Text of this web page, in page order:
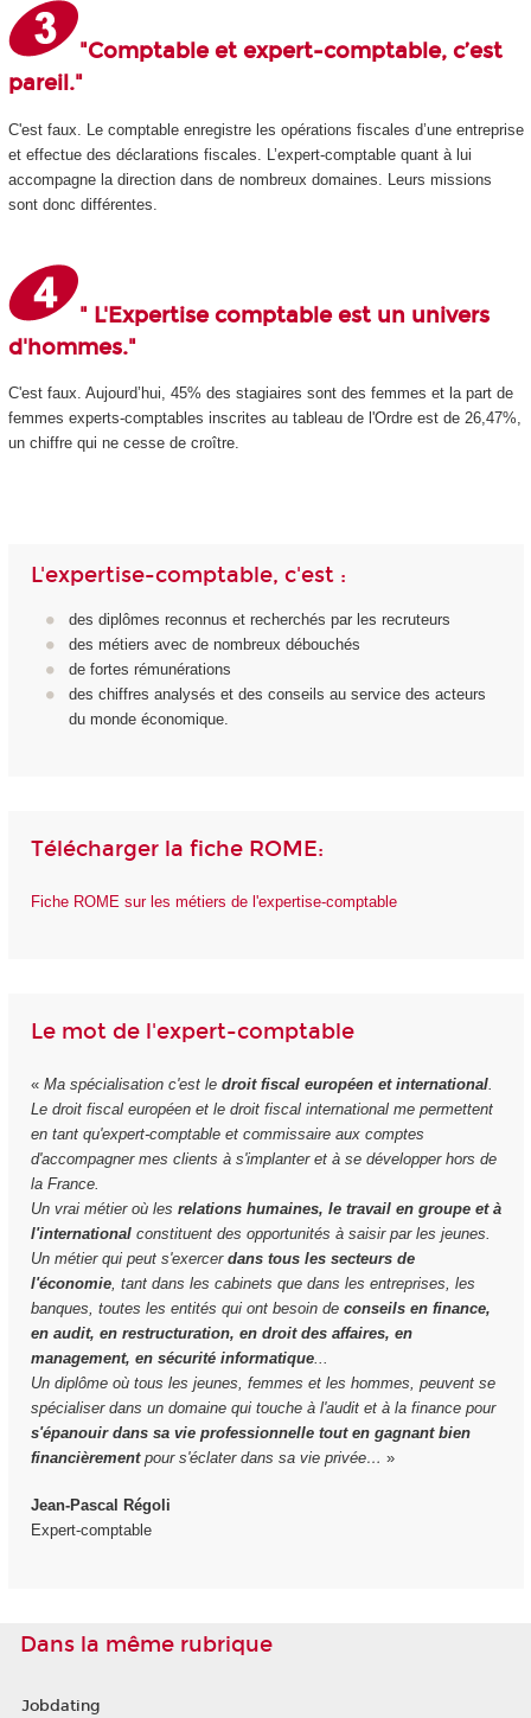
"Comptable et expert-comptable, c’est
pareil."
C'est faux. Le comptable enregistre les opérations fiscales d’une entreprise
et effectue des déclarations fiscales. L’expert-comptable quant à lui
accompagne la direction dans de nombreux domaines. Leurs missions
sont donc différentes.
" L'Expertise comptable est un univers
d'hommes."
C'est faux. Aujourd’hui, 45% des stagiaires sont des femmes et la part de
femmes experts-comptables inscrites au tableau de l'Ordre est de 26,47%,
un chiffre qui ne cesse de croître.
L'expertise-comptable, c'est :
des diplômes reconnus et recherchés par les recruteurs
des métiers avec de nombreux débouchés
de fortes rémunérations
des chiffres analysés et des conseils au service des acteurs
du monde économique.
Télécharger la fiche ROME:
Fiche ROME sur les métiers de l'expertise-comptable
Le mot de l'expert-comptable
« Ma spécialisation c'est le droit fiscal européen et international.
Le droit fiscal européen et le droit fiscal international me permettent
en tant qu'expert-comptable et commissaire aux comptes
d'accompagner mes clients à s'implanter et à se développer hors de
la France.
Un vrai métier où les relations humaines, le travail en groupe et à
l'internationalconstituent des opportunités à saisir par les jeunes.
Un métier qui peut s'exercer dans tous les secteurs de
l'économie, tant dans les cabinets que dans les entreprises, les
banques, toutes les entités qui ont besoin de conseils en finance,
en audit, en restructuration, en droit des affaires, en
management, en sécurité informatique...
Un diplôme où tous les jeunes, femmes et les hommes, peuvent se
spécialiser dans un domaine qui touche à l'audit et à la finance pour
s'épanouir dans sa vie professionnelle tout en gagnant bien
financièrementpour s'éclater dans sa vie privée… »
Jean-Pascal Régoli
Expert-comptable
Dans la même rubrique
Jobdating